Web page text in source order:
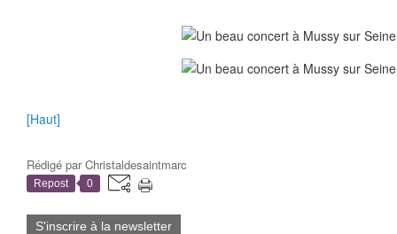
[Haut]
Rédigé parChristaldesaintmarc
Repost 0
S'inscrire à la newsletter